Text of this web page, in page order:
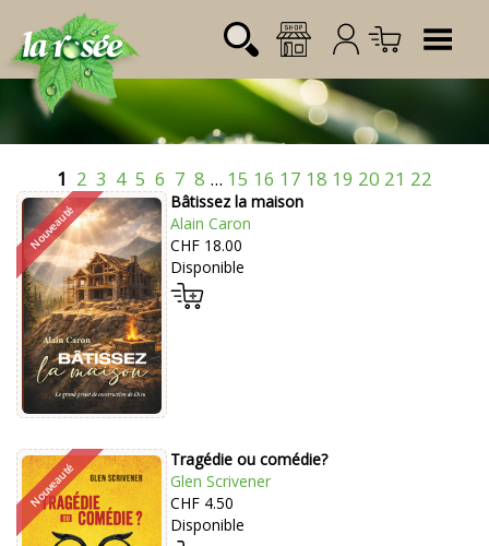
Login:
Mot de passe:
Désignation Référence Quantité
Prix
1 2 3 4 5 6 7 8 ... 15 16 17 18 19 20 21 22
Bâtissez la maison
Alain Caron
CHF 18.00
Disponible
Tragédie ou comédie?
Glen Scrivener
CHF 4.50
Disponible